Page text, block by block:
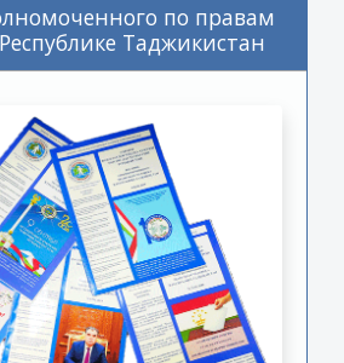
по правам
Таджикистан